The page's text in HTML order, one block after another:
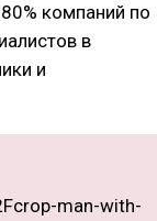
компаний по
в
и